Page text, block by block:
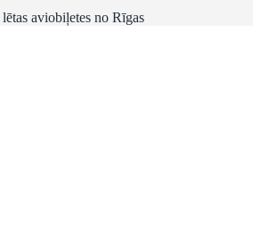
aviobiļetes no Rīgas